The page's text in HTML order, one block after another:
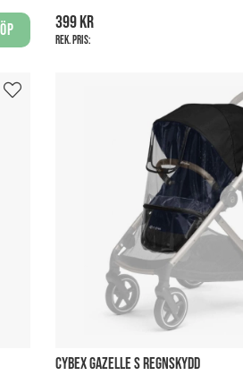
399 kr
Rek. pris:
CYBEX GAZELLE S REGNSKYDD